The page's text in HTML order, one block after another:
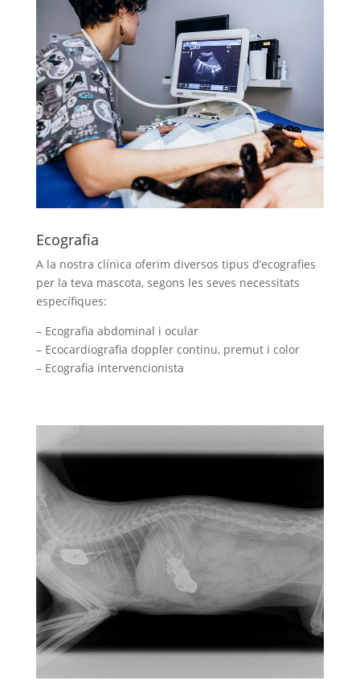
Ecografia
A la nostra clínica oferim diversos tipus d’ecografies
per la teva mascota, segons les seves necessitats
específiques:
– Ecografia abdominal i ocular
– Ecocardiografia doppler continu, premut i color
– Ecografia intervencionista